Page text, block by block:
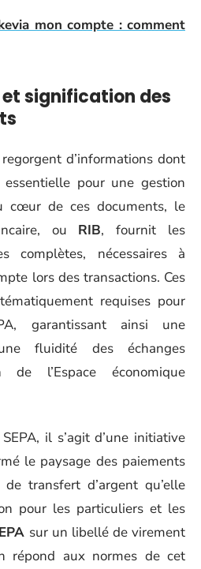
mon compte : comment
et signification des
d’informations dont
pour une gestion
cœur de ces documents, le
ou RIB, fournit les
complètes, nécessaires à
lors des transactions. Ces
requises pour
garantissant ainsi une
fluidité des échanges
l’Espace économique
SEPA, il s’agit d’une initiative
le paysage des paiements
transfert d’argent qu’elle
pour les particuliers et les
sur un libellé de virement
répond aux normes de cet